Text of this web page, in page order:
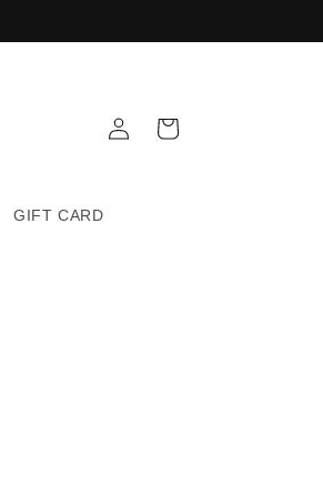
GIFT CARD
Σύνδεση Καλάθι